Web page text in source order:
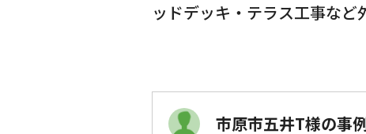
ッドデッキ・テラス工事など
市原市五井T様の事